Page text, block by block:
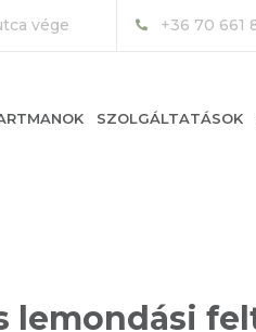
vége +36 70 661
SZOLGÁLTATÁSOK
lemondási